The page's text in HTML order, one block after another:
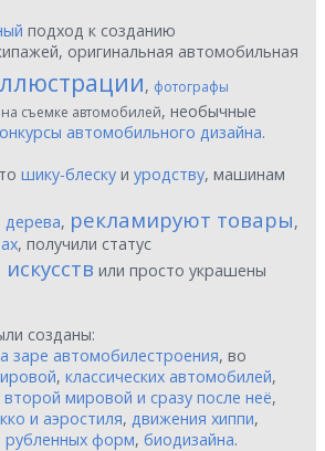
подход к созданию
оригинальная автомобильная
, фотографы
съемке автомобилей, необычные
автомобильного дизайна.
шику-блеску и уродству, машинам
дерева, рекламируют товары,
, получили статус
или просто украшены
созданы:
заре автомобилестроения, во
, классических автомобилей,
второй мировой и сразу после неё,
и аэростиля, движения хиппи,
рубленных форм, биодизайна.